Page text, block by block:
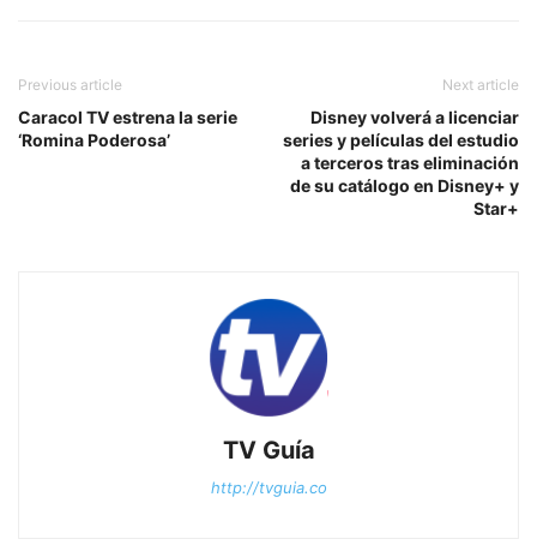
Previous article
Caracol TV estrena la serie
‘Romina Poderosa’
Next article
Disney volverá a licenciar
series y películas del estudio
a terceros tras eliminación
de su catálogo en Disney+ y
Star+
TV Guía
http://tvguia.co